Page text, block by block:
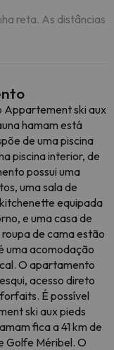
reta. As distâncias
Appartement ski aux
hamam está
de uma piscina
piscina interior, de
possui uma
uma sala de
equipada
e uma casa de
de cama estão
uma acomodação
O apartamento
acesso direto
É possível
ski aux pieds
fica a 41 km de
Golfe Méribel. O